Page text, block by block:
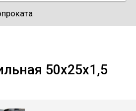
50х25х1,5